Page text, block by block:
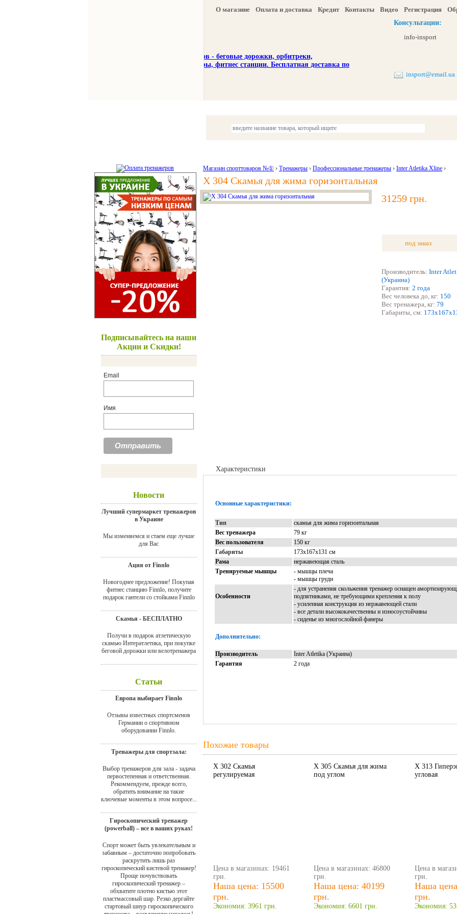
О магазине Оплата и доставка Кредит Контакты Видео Регистрация
Консультации:
info-insport
insport@email.ua
Подписывайтесь на наши
Акции и Скидки!
Email
Имя
Новости
Лучший супермаркет тренажеров
в Украине
Мы изменяемся и стаем еще лучше
для Вас
Ация от Finnlo
Новогоднее предложение! Покупая
фитнес станцию Finnlo, получите
подарок гантели со стойками Finnlo
Скамья - БЕСПЛАТНО
Получи в подарок атлетическую
скамью Интератлетика, при покупке
беговой дорожки или велотренажера
Статьи
Европа выбирает Finnlo
Отзывы известных спортсменов
Германии о спортивном
оборудовании Finnlo.
Тренажеры для спортзала:
Выбор тренажеров для зала - задача
первостепенная и ответственная.
Рекоммендуем, прежде всего,
обратить внимание на такие
ключевые моменты в этом вопросе...
Гироскопический тренажер
(powerball) – все в ваших руках!
Спорт может быть увлекательным и
забавным – достаточно попробовать
раскрутить лишь раз
гироскопический кистевой тренажер!
Проще почувствовать
гироскопический тренажер –
обхватите плотно кистью этот
пластмассовый шар. Резко дергайте
стартовый шнур гироскопического
Магазин спорттоваров №① › Тренажеры › Профессиональные тренажеры › Inter Atletika Xline ›
X 304 Скамья для жима горизонтальная
31259 грн.
под заказ
Производитель: Inter
(Украина)
Гарантия: 2 года
Вес человека до, кг: 150
Вес тренажера, кг: 79
Габариты, см: 173х167х
Характеристики
Основные характеристики:
Тип
скамья для жима горизонтальная
Вес тренажера
79 кг
Вес пользователя
150 кг
Габариты
173х167х131 см
Рама
нержавеющая сталь
Тренируемые мышцы
- мышцы плеча
- мышцы груди
Особенности
- для устранения скольжения тренажер оснащен
подпятниками, не требующими крепления к полу
- усиленная конструкция из нержавеющей стали
- все детали высококачественны и износоустойчивы
- сиденье из многослойной фанеры
Дополнительно:
Производитель
Inter Atletika (Украина)
Гарантия
2 года
Похожие товары
X 302 Скамья
регулируемая
Цена в магазинах: 19461
грн.
Наша цена: 15500
грн.
Экономия: 3961 грн.
X 305 Скамья для жима
под углом
Цена в магазинах: 46800
грн.
Наша цена: 40199
грн.
Экономия: 6601 грн.
X 313
угловая
Цена в
грн.
Наша
грн.
Экономия: